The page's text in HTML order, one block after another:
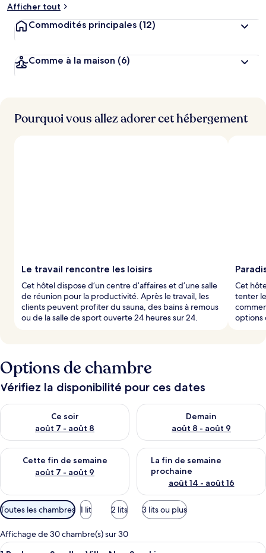
Afficher tout
Commodités principales (12)
Comme à la maison (6)
Pourquoi vous allez adorer cet hébergement
Le travail rencontre les loisirs
Cet hôtel dispose d’un centre d’affaires et d’une salle
de réunion pour la productivité. Après le travail, les
clients peuvent profiter du sauna, des bains à remous
ou de la salle de sport ouverte 24 heures sur 24.
Cet
tenter
options
Options de chambre
Vérifiez la disponibilité pour ces dates
Ce soir
août 7 - août 8
Vérifier la disponibilité pour ce soir août 7 - août 8
Demain
août 8 - août 9
Vérifier la disponibilité pour
Cette fin de semaine
août 7 - août 9
Vérifier la disponibilité pour cette fin de semaine août 7 -
La fin de semaine
prochaine
août 14 - août 16
Vérifier la disponibilité pour
Filtres
disponibles
pour
les
Toutes les chambres 1 lit 2 lits 3 lits ou plus
Affichage de 30 chambre(s) sur 30
Afficher
Une cuisine moderne dotée